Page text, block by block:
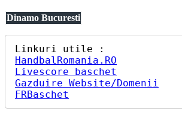
Dinamo Bucuresti
HandbalRomania.RO
Livescore baschet
Gazduire Website/Domenii
FRBaschet